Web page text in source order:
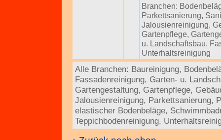
Branchen:
Parkettsanierung,
Jalousienreinigung,
Gartenpflege,
u. Landschaftsbau,
Unterhaltsreinigung
Alle Branchen: Baureinigung,
Fassadenreinigung, Garten- u.
Gartengestaltung, Gartenpflege,
Jalousienreinigung, Parkettsanierung,
elastischer Bodenbeläge,
Teppichbodenreinigung,